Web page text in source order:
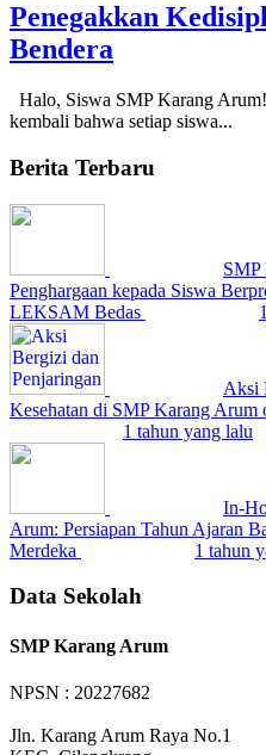
Penegakkan
Bendera
Halo, Siswa SMP Karang
kembali bahwa setiap siswa...
Berita Terbaru
SMP
Penghargaan kepada Siswa
LEKSAM Bedas
Aksi
Kesehatan di SMP Karang Arum
1 tahun yang lalu
In-
Arum: Persiapan Tahun Ajaran
Merdeka
1 tahun
Data Sekolah
SMP Karang Arum
NPSN : 20227682
Jln. Karang Arum Raya No.1